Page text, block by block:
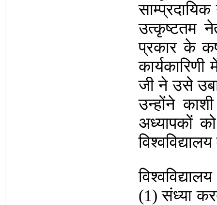
उत्कृष्टतम
प्रकार के
जी ने उसे
उन्होंने
अध्यापकों
(1) संध्या